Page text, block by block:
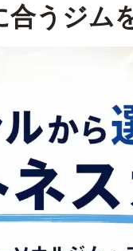
合うジム